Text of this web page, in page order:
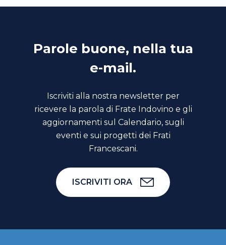
Parole buone, nella tua
e-mail.
Iscriviti alla nostra newsletter per
ricevere la parola di Frate Indovino e gli
aggiornamenti sul Calendario, sugli
eventi e sui progetti dei Frati
Francescani.
ISCRIVITI ORA